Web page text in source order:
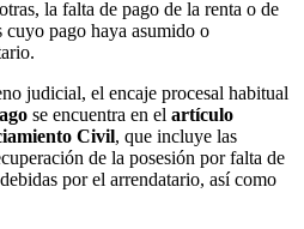
la falta de pago de la renta o de
cuyo pago haya asumido o
judicial, el encaje procesal habitual
se encuentra en el artículo
Civil, que incluye las
de la posesión por falta de
por el arrendatario, así como